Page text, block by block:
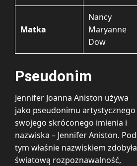
Matka
Nancy
Maryanne
Dow
Pseudonim
Jennifer Joanna Aniston używa
jako pseudonimu artystycznego
swojego skróconego imienia i
nazwiska – Jennifer Aniston. Pod
tym właśnie nazwiskiem zdobyła
światową rozpoznawalność,